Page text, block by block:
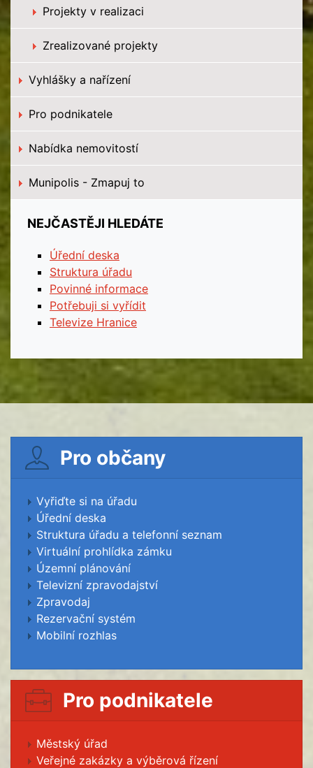
Projekty v realizaci
Zrealizované projekty
Vyhlášky a nařízení
Pro podnikatele
Nabídka nemovitostí
Munipolis - Zmapuj to
NEJČASTĚJI HLEDÁTE
Úřední deska
Struktura úřadu
Povinné informace
Potřebuji si vyřídit
Televize Hranice
Pro občany
Vyřiďte si na úřadu
Úřední deska
Struktura úřadu a telefonní seznam
Virtuální prohlídka zámku
Územní plánování
Televizní zpravodajství
Zpravodaj
Rezervační systém
Mobilní rozhlas
Pro podnikatele
Městský úřad
Veřejné zakázky a výběrová řízení